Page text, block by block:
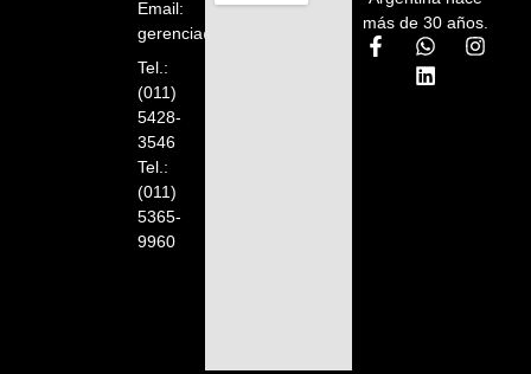
más de 30 años.
Email:
gerencia@orelion.com.ar
Tel.:
(011)
5428-
3546
Tel.:
(011)
5365-
9960